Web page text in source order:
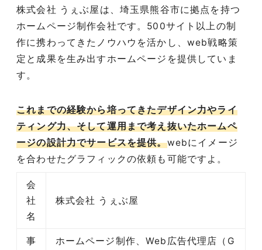
株式会社 うぇぶ屋は、埼玉県熊谷市に拠点を持つ
ホームページ制作会社です。500サイト以上の制
作に携わってきたノウハウを活かし、web戦略策
定と成果を生み出すホームページを提供していま
す。
これまでの経験から培ってきたデザイン力やライ
ティング力、そして運用まで考え抜いたホームペ
ージの設計力でサービスを提供。webにイメージ
を合わせたグラフィックの依頼も可能ですよ。
会
社
名
株式会社 うぇぶ屋
事
ホームページ制作、Web広告代理店（G